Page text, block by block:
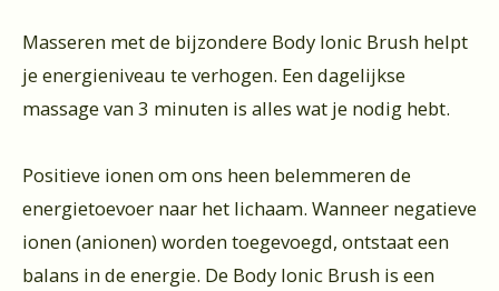
Masseren met de bijzondere Body Ionic Brush helpt
je energieniveau te verhogen. Een dagelijkse
massage van 3 minuten is alles wat je nodig hebt.
Positieve ionen om ons heen belemmeren de
energietoevoer naar het lichaam. Wanneer negatieve
ionen (anionen) worden toegevoegd, ontstaat een
balans in de energie. De Body Ionic Brush is een